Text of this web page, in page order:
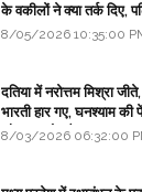
के वकीलों ने क्या तर्क दिए,
8/05/2026 10:35:00
दतिया में नरोत्तम मिश्रा
भारती हार गए, घनश्याम की
और आशुतोष बैक टू...
8/03/2026 06:32:00